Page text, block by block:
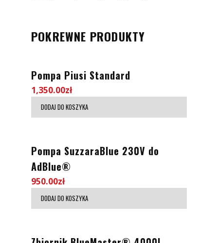
POKREWNE PRODUKTY
Pompa Piusi Standard
1,350.00zł
DODAJ DO KOSZYKA
Pompa SuzzaraBlue 230V do
AdBlue®
950.00zł
DODAJ DO KOSZYKA